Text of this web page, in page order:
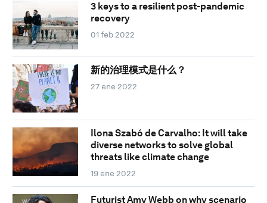
3 keys to a resilient post-pandemic
recovery
01 feb 2022
新的治理模式是什么？
27 ene 2022
Ilona Szabó de Carvalho: It will take
diverse networks to solve global
threats like climate change
19 ene 2022
Futurist Amy Webb on why scenario